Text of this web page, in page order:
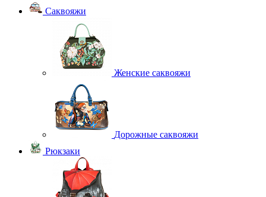
Саквояжи
Женские саквояжи
Дорожные саквояжи
Рюкзаки